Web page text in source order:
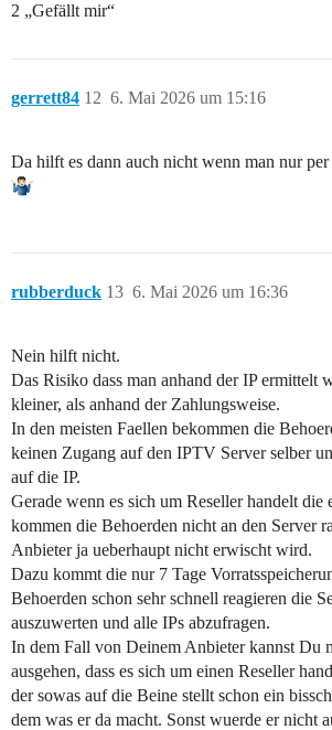
2 „Gefällt mir“
gerrett84 6. Mai 2026 um 15:16
12
Da hilft es dann auch nicht wenn man nur
rubberduck 6. Mai 2026 um 16:36
13
Nein hilft nicht.
Das Risiko dass man anhand der IP ermittelt
kleiner, als anhand der Zahlungsweise.
In den meisten Faellen bekommen die
keinen Zugang auf den IPTV Server selber
auf die IP.
Gerade wenn es sich um Reseller handelt die
kommen die Behoerden nicht an den Server
Anbieter ja ueberhaupt nicht erwischt wird.
Dazu kommt die nur 7 Tage
Behoerden schon sehr schnell reagieren die
auszuwerten und alle IPs abzufragen.
In dem Fall von Deinem Anbieter kannst Du
ausgehen, dass es sich um einen Reseller
der sowas auf die Beine stellt schon ein
dem was er da macht. Sonst wuerde er nicht